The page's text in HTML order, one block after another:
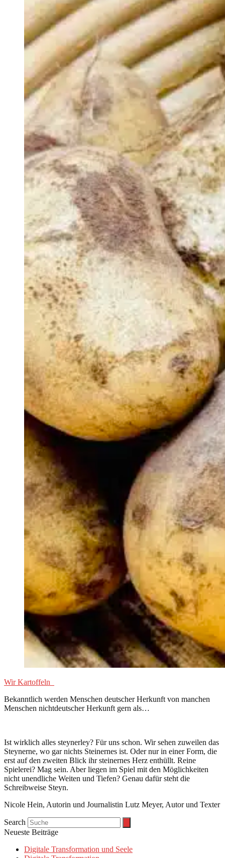
Wir Kartoffeln
Bekanntlich werden Menschen deutscher Herkunft von manchen
Menschen nichtdeutscher Herkunft gern als…
Ist wirklich alles steynerley? Für uns schon. Wir sehen zuweilen das
Steynerne, wo gar nichts Steinernes ist. Oder nur in einer Form, die
erst auf den zweiten Blick ihr steinernes Herz enthüllt. Reine
Spielerei? Mag sein. Aber liegen im Spiel mit den Möglichkeiten
nicht unendliche Weiten und Tiefen? Genau dafür steht die
Schreibweise Steyn.
Nicole Hein, Autorin und Journalistin Lutz Meyer, Autor und Texter
Search
Neueste Beiträge
Digitale Transformation und Seele